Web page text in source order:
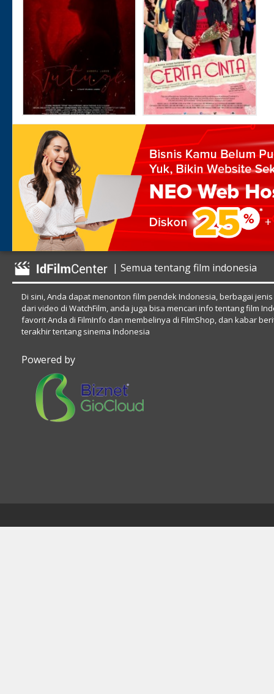
| Semua tentang film indonesia
Di sini, Anda dapat menonton film pendek Indonesia, berbagai
dari video di WatchFilm, anda juga bisa mencari info tentang film
favorit Anda di FilmInfo dan membelinya di FilmShop, dan kabar
terakhir tentang sinema Indonesia
Powered by